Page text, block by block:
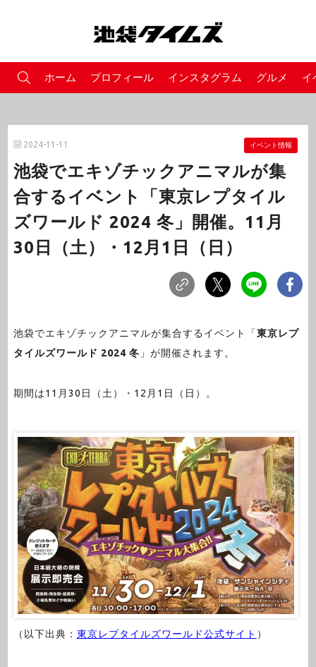
ホーム プロフィール インスタグラム グルメ イ
2024-11-11 イベント情報
池袋でエキゾチックアニマルが集
合するイベント「東京レプタイル
ズワールド 2024 冬」開催。11月
30日（土）・12月1日（日）
池袋でエキゾチックアニマルが集合するイベント「東京レプ
タイルズワールド 2024 冬 」が開催されます。
期間は11月30日（土）・12月1日（日）。
（以下出典： 東京レプタイルズワールド公式サイト ）